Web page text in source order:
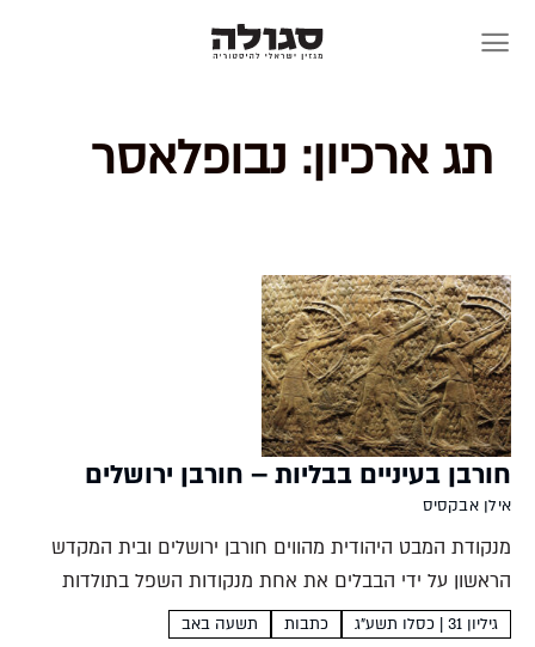
תג ארכיון: נבופלאסר
חורבן בעיניים בבליות – חורבן ירושלים
אילן אבקסיס
מנקודת המבט היהודית מהווים חורבן ירושלים ובית המקדש
הראשון על ידי הבבלים את אחת מנקודות השפל בתולדות
עמנו. אולם מהכרוניקות הבבליות עולה כי עבור הבבלים היה זה
גיליון 31 | כסלו תשע"ג כתבות תשעה באב